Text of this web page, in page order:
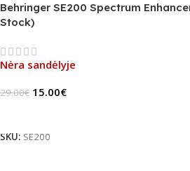
Behringer SE200 Spectrum
Stock)
Nėra sandėlyje
29.00€ 15.00€
SKU: SE200